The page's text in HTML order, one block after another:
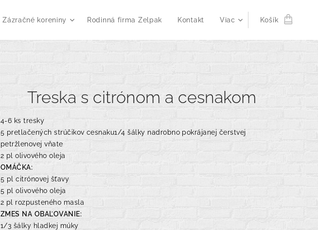
Zázračné koreniny Rodinná firma Zelpak Kontakt Viac Košík
Treska s citrónom a cesnakom
4-6 ks tresky
5 pretlačených strúčikov cesnaku1/4 šálky nadrobno pokrájanej čerstvej
petržlenovej vňate
2 pl olivového oleja
OMÁČKA:
5 pl citrónovej šťavy
5 pl olivového oleja
2 pl rozpusteného masla
ZMES NA OBAĽOVANIE:
1/3 šálky hladkej múky